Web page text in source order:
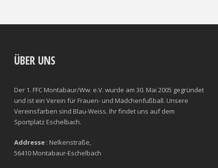
ÜBER UNS
Der 1. FFC Montabaur/Ww. e.V. wurde am 30. Mai 2005 gegründet
und ist ein Verein für Frauen- und Mädchenfußball. Unsere
Vereinsfarben sind Blau-Weiss. Ihr findet uns auf dem
Sportplatz Eschelbach.
Addresse : Nelkenstraße,
56410 Montabaur-Eschelbach